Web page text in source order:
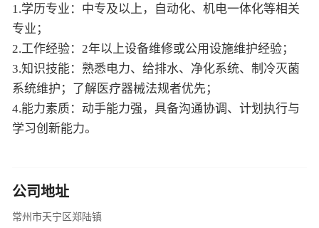
1.学历专业：中专及以上，自动化、机电一体化等相关
专业；
2.工作经验：2年以上设备维修或公用设施维护经验；
3.知识技能：熟悉电力、给排水、净化系统、制冷灭菌
系统维护；了解医疗器械法规者优先；
4.能力素质：动手能力强，具备沟通协调、计划执行与
学习创新能力。
公司地址
常州市天宁区郑陆镇